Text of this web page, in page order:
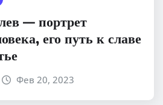
— портрет
его путь к славе
Фев 20, 2023